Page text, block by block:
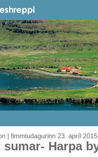
| fimmtudagurinn 23. apríl 2015
sumar- Harpa